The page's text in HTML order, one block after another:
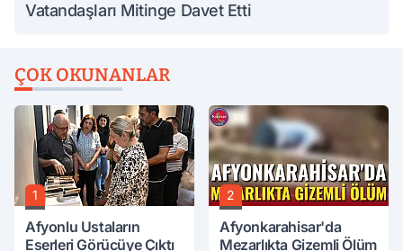
Vatandaşları Mitinge Davet Etti
ÇOK OKUNANLAR
1
Afyonlu Ustaların
Eserleri Görücüye Çıktı
2
Afyonkarahisar'da
Mezarlıkta Gizemli Ölüm